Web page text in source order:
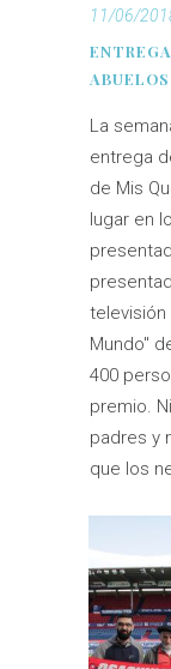
11/06/
La
entrega
de Mis
lugar en
televisión
Mundo"
400
premio.
padres y
que los